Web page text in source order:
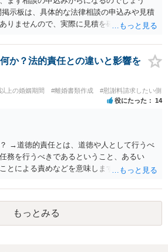
示板は、具体的な法律相談の申込みや見積
りませんので、実際に見積を確認されたい
あります。
か？法的責任との違いと影響を
上の婚姻期間 #離婚書類作成 #慰謝料請求したい側
役にたった 14
→道徳的責任とは、道徳や人として行うべ
務を行うべきであるということ、あるい
とによる責めなどを意味します。 道義的責
責任を果たさないことで、他人からの信用
どの一般的にはそのような事実上の不利益
もっとみる